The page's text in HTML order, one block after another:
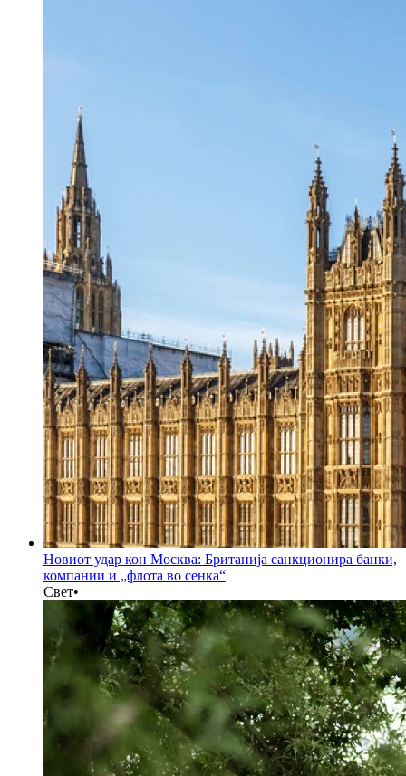
Новиот удар кон Москва: Британија санкционира банки,
компании и „флота во сенка“
Свет•